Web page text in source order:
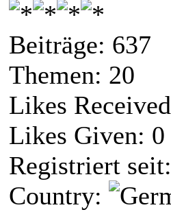
Beiträge: 637
Themen: 20
Likes
Likes Given: 0
Registriert
Country: